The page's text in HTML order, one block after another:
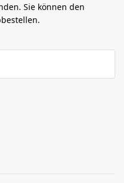
Sie können den